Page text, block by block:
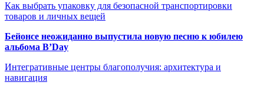
Как выбрать упаковку для безопасной транспортировки
товаров и личных вещей
Бейонсе неожиданно выпустила новую песню к юбилею
альбома B’Day
Интегративные центры благополучия: архитектура и
навигация